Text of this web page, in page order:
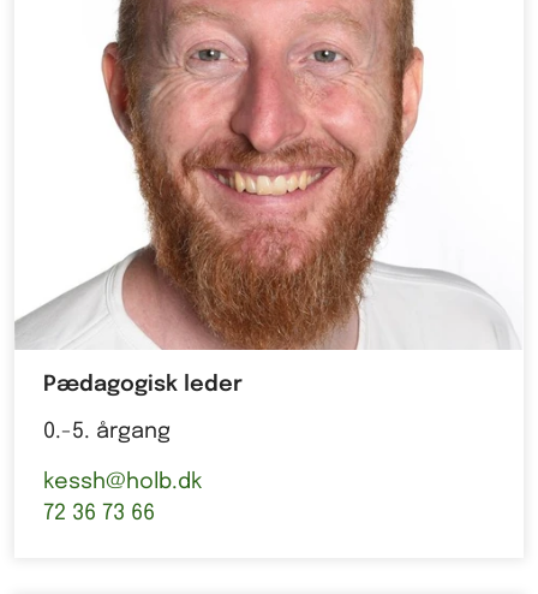
Pædagogisk leder
0.-5. årgang
kessh@holb.dk
72 36 73 66